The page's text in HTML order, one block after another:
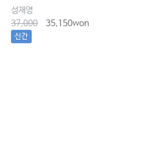
성재영
37,000
35,150won
신간